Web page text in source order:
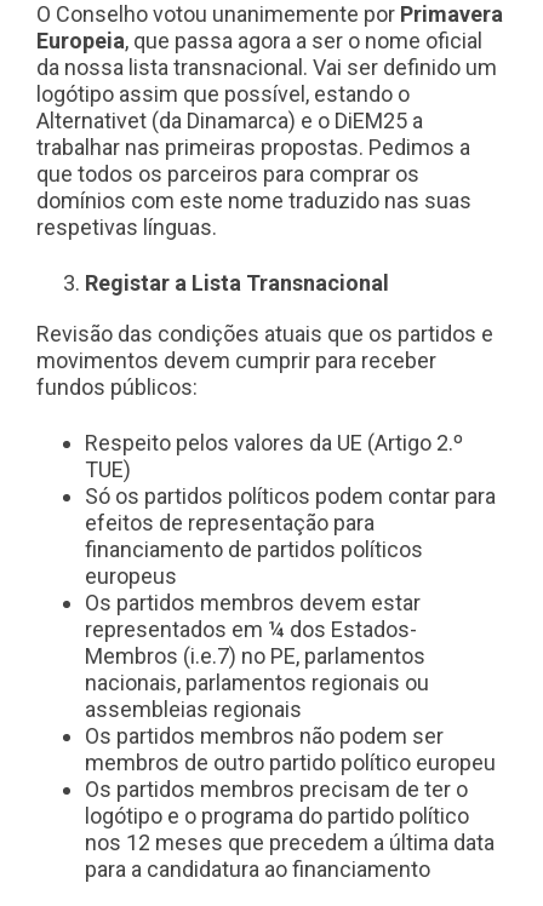
O Conselho votou unanimemente por Primavera
Europeia, que passa agora a ser o nome oficial
da nossa lista transnacional. Vai ser definido um
logótipo assim que possível, estando o
Alternativet (da Dinamarca) e o DiEM25 a
trabalhar nas primeiras propostas. Pedimos a
que todos os parceiros para comprar os
domínios com este nome traduzido nas suas
respetivas línguas.
Registar a Lista Transnacional
Revisão das condições atuais que os partidos e
movimentos devem cumprir para receber
fundos públicos:
Respeito pelos valores da UE (Artigo 2.º
TUE)
Só os partidos políticos podem contar para
efeitos de representação para
financiamento de partidos políticos
europeus
Os partidos membros devem estar
representados em ¼ dos Estados-
Membros (i.e.7) no PE, parlamentos
nacionais, parlamentos regionais ou
assembleias regionais
Os partidos membros não podem ser
membros de outro partido político europeu
Os partidos membros precisam de ter o
logótipo e o programa do partido político
nos 12 meses que precedem a última data
para a candidatura ao financiamento